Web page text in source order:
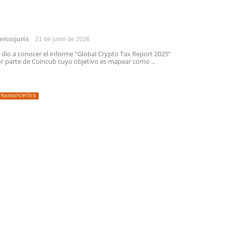
21 de junio de 2026
dio a conocer el informe “Global Crypto Tax Report 2025”
parte de Coincub cuyo objetivo es mapear cómo ...